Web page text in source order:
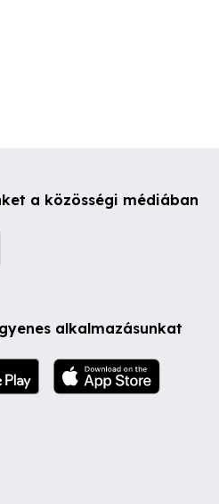
a közösségi médiában
alkalmazásunkat